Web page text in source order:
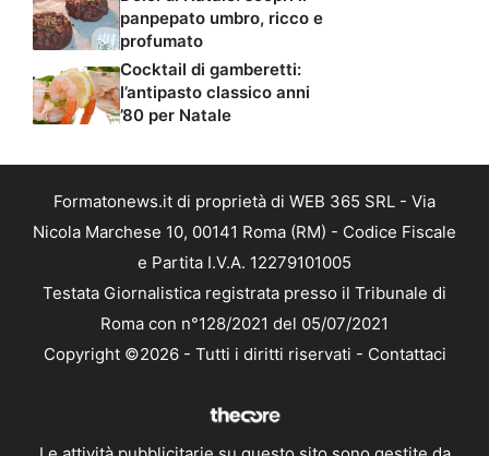
panpepato umbro, ricco e
profumato
Cocktail di gamberetti:
l’antipasto classico anni
’80 per Natale
Formatonews.it di proprietà di WEB 365 SRL - Via
Nicola Marchese 10, 00141 Roma (RM) - Codice Fiscale
e Partita I.V.A. 12279101005
Testata Giornalistica registrata presso il Tribunale di
Roma con n°128/2021 del 05/07/2021
Copyright ©2026 - Tutti i diritti riservati - Contattaci